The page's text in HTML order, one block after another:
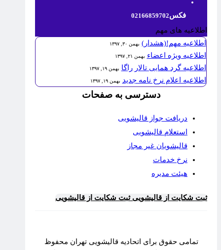
فکس02166859702
اطلاعیه های مهم
اطلاعیه مهم!(هشدار) بهمن ۳۰, ۱۳۹۷
اطلاعیه ویژه اعضاء بهمن ۲۱, ۱۳۹۷
اطلاعیه گرد همایی تالار راگا بهمن ۱۹, ۱۳۹۷
اطلاعیه اعلام نرخ نامه جدید بهمن ۱۹, ۱۳۹۷
دسترسی به صفحات
دریافت جواز قالیشویی
استعلام قالیشویی
قالیشویان غیر مجاز
نرخ خدمات
هیئت مدیره
ثبت شکایت از قالیشوییثبت شکایت از قالیشویی
تمامی حقوق برای اتحادیه قالیشویی تهران محفوظ